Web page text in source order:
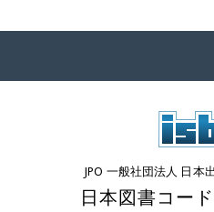
JPO 一般社団法人 日本
日本図書コー